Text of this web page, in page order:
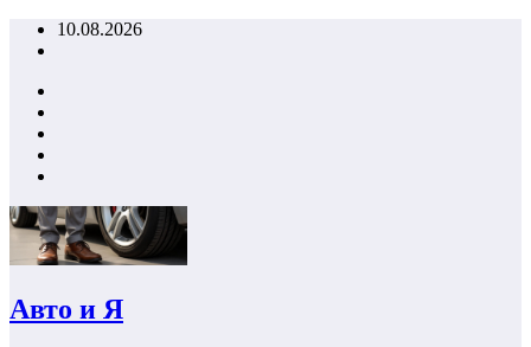
Перейти10.08.2026
Авто и Я